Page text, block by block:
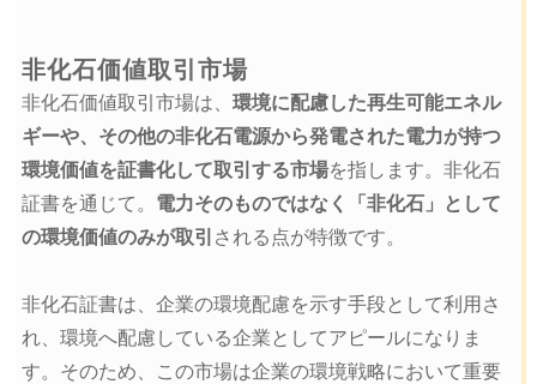
非化石価値取引市場
非化石価値取引市場は、 環境に配慮した再生可能エネル
ギーや、その他の非化石電源から発電された電力が持つ
環境価値を証書化して取引する市場を指します。非化石
証書を通じて。 電力そのものではなく「非化石」として
の環境価値のみが取引 される点が特徴です。
非化石証書は、企業の環境配慮を示す手段として利用さ
れ、環境へ配慮している企業としてアピールになりま
す。そのため、この市場は企業の環境戦略において重要